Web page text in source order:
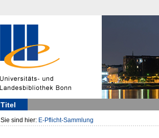
Titel
Sie sind hier: E-Pflicht-Sammlung